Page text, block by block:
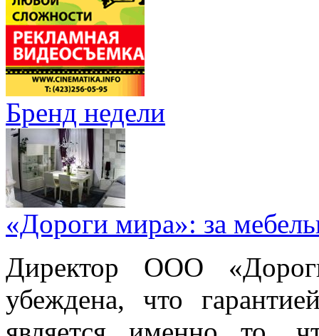
Бренд недели
«Дороги мира»: за
Директор ООО
убеждена, что